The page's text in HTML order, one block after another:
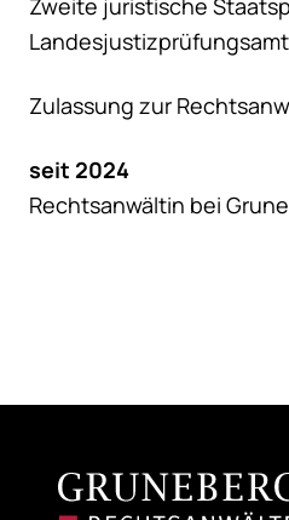
Zweite juristische
Zulassung zur
seit 2024
Rechtsanwältin bei